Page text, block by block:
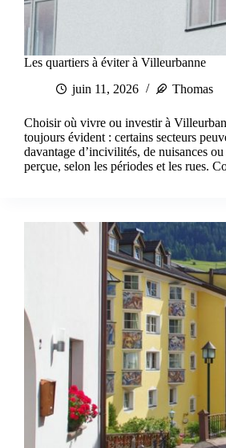
Les quartiers à éviter à Villeurbanne
juin 11, 2026
Thomas
Choisir où vivre ou investir à
toujours évident : certains secteurs
davantage d’incivilités, de nuisances ou
perçue, selon les périodes et les rues.